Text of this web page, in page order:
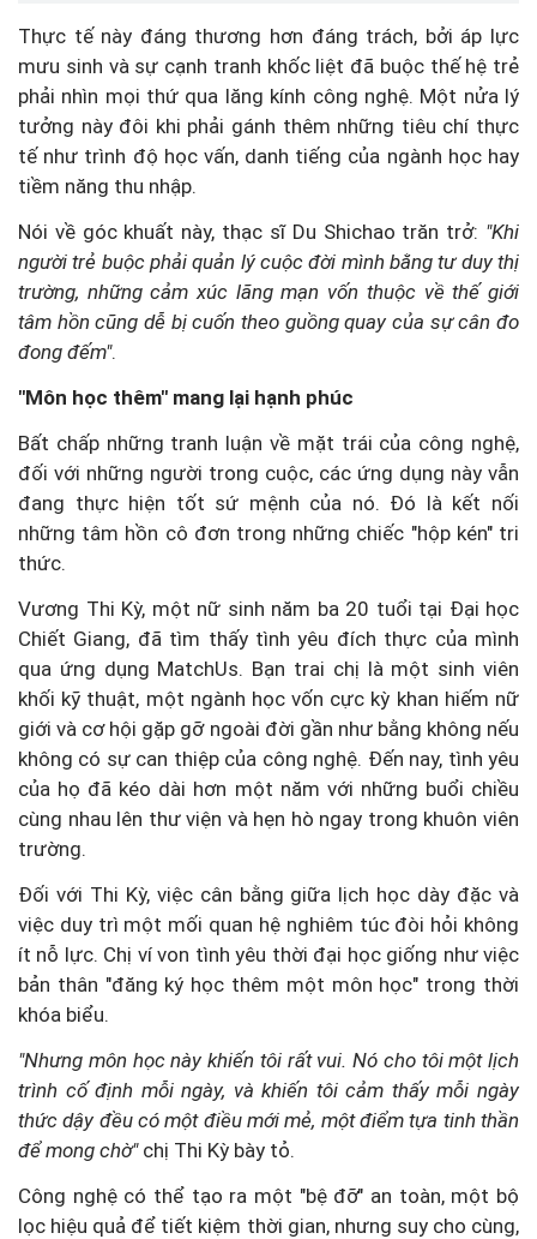
Thực tế này đáng thương hơn đáng trách, bởi áp lực
mưu sinh và sự cạnh tranh khốc liệt đã buộc thế hệ trẻ
phải nhìn mọi thứ qua lăng kính công nghệ. Một nửa lý
tưởng này đôi khi phải gánh thêm những tiêu chí thực
tế như trình độ học vấn, danh tiếng của ngành học hay
tiềm năng thu nhập.
Nói về góc khuất này, thạc sĩ Du Shichao trăn trở: "Khi
người trẻ buộc phải quản lý cuộc đời mình bằng tư duy thị
trường, những cảm xúc lãng mạn vốn thuộc về thế giới
tâm hồn cũng dễ bị cuốn theo guồng quay của sự cân đo
đong đếm".
"Môn học thêm" mang lại hạnh phúc
Bất chấp những tranh luận về mặt trái của công nghệ,
đối với những người trong cuộc, các ứng dụng này vẫn
đang thực hiện tốt sứ mệnh của nó. Đó là kết nối
những tâm hồn cô đơn trong những chiếc "hộp kén" tri
thức.
Vương Thi Kỳ, một nữ sinh năm ba 20 tuổi tại Đại học
Chiết Giang, đã tìm thấy tình yêu đích thực của mình
qua ứng dụng MatchUs. Bạn trai chị là một sinh viên
khối kỹ thuật, một ngành học vốn cực kỳ khan hiếm nữ
giới và cơ hội gặp gỡ ngoài đời gần như bằng không nếu
không có sự can thiệp của công nghệ. Đến nay, tình yêu
của họ đã kéo dài hơn một năm với những buổi chiều
cùng nhau lên thư viện và hẹn hò ngay trong khuôn viên
trường.
Đối với Thi Kỳ, việc cân bằng giữa lịch học dày đặc và
việc duy trì một mối quan hệ nghiêm túc đòi hỏi không
ít nỗ lực. Chị ví von tình yêu thời đại học giống như việc
bản thân "đăng ký học thêm một môn học" trong thời
khóa biểu.
"Nhưng môn học này khiến tôi rất vui. Nó cho tôi một lịch
trình cố định mỗi ngày, và khiến tôi cảm thấy mỗi ngày
thức dậy đều có một điều mới mẻ, một điểm tựa tinh thần
để mong chờ"chị Thi Kỳ bày tỏ.
Công nghệ có thể tạo ra một "bệ đỡ" an toàn, một bộ
lọc hiệu quả để tiết kiệm thời gian, nhưng suy cho cùng,